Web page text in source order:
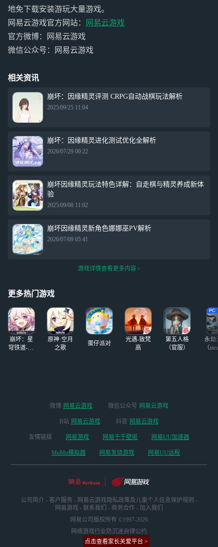
地免下载安装游玩大量游戏。
网易云游戏官方网站：
网易云游戏
官方微博：网易云游戏
微信公众号：网易云游戏
相关资讯
崩坏：因缘精灵评测 CRPG自动战棋玩法解析
2025/09/25 11:04
崩坏：因缘精灵进化测试优化全解析
2026/07/29 00:22
崩坏因缘精灵玩法特色详解：自走棋与精灵养成新体
验
2025/09/08 11:02
崩坏因缘精灵新角色娜娜巫PV解析
2026/07/09 05:41
游戏详情查看更多内容
更多热门游戏
崩坏：星
穹铁道-4.4
原神·空月
之歌
蛋仔派对
光遇-致梵
高
第五人格
（官服）
永劫
（
微博 网易云游戏 微信公众号 网易云游戏
B站 网易云游戏 抖音 网易云游戏
友情链接 网易游戏 网易千千壁纸 网易UU加速器
MuMu模拟器 网易发烧游戏 网易UU远程
公司简介 - 客户服务 - 网易云游戏隐私政策及儿童个人信息保护规则 -
网易游戏 - 联系我们 - 商务合作 - 加入我们
网易公司版权所有 ©1997-2026
网络游戏行业防沉迷自律公约
点击查看家长关爱平台 >